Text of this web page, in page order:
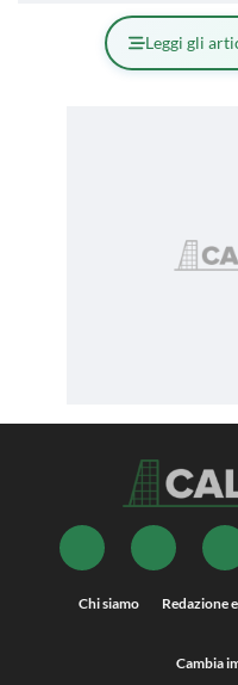
Leggi gli
Chi siamo Redazione
Cambia